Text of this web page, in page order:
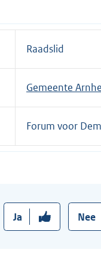
Raadslid
Gemeente
Forum voor
Ja Nee